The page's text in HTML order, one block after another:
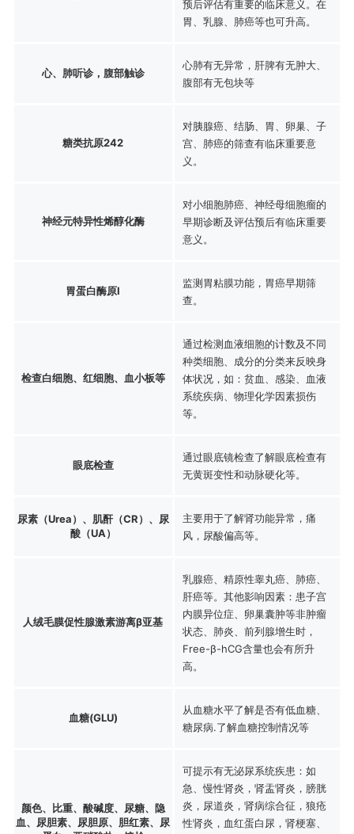
预后评估有重要的临床意义。在
胃、乳腺、肺癌等也可升高。
心、肺听诊，腹部触诊
心肺有无异常，肝脾有无肿大、
腹部有无包块等
糖类抗原242
对胰腺癌、结肠、胃、卵巢、子
宫、肺癌的筛查有临床重要意
义。
神经元特异性烯醇化酶
对小细胞肺癌、神经母细胞瘤的
早期诊断及评估预后有临床重要
意义。
胃蛋白酶原Ⅰ
监测胃粘膜功能，胃癌早期筛
查。
检查白细胞、红细胞、血小板等
通过检测血液细胞的计数及不同
种类细胞、成分的分类来反映身
体状况，如：贫血、感染、血液
系统疾病、物理化学因素损伤
等。
眼底检查
通过眼底镜检查了解眼底检查有
无黄斑变性和动脉硬化等。
尿素（Urea）、肌酐（CR）、尿
酸（UA）
主要用于了解肾功能异常，痛
风，尿酸偏高等。
人绒毛膜促性腺激素游离β亚基
乳腺癌、精原性睾丸癌、肺癌、
肝癌等。其他影响因素：患子宫
内膜异位症、卵巢囊肿等非肿瘤
状态、肺炎、前列腺增生时，
Free-β-hCG含量也会有所升
高。
血糖(GLU)
从血糖水平了解是否有低血糖、
糖尿病.了解血糖控制情况等
颜色、比重、酸碱度、尿糖、隐
血、尿胆素、尿胆原、胆红素、尿
可提示有无泌尿系统疾患：如
急、慢性肾炎，肾盂肾炎，膀胱
炎，尿道炎，肾病综合征，狼疮
性肾炎，血红蛋白尿，肾梗塞、